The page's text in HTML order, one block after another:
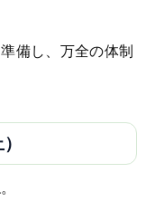
備し、万全の体制